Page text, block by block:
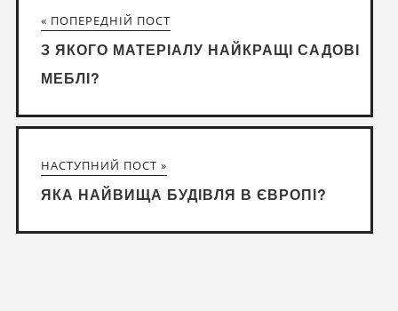
« ПОПЕРЕДНІЙ ПОСТ
З ЯКОГО МАТЕРІАЛУ НАЙКРАЩІ САДОВІ
МЕБЛІ?
НАСТУПНИЙ ПОСТ »
ЯКА НАЙВИЩА БУДІВЛЯ В ЄВРОПІ?